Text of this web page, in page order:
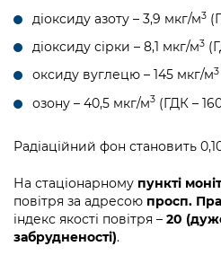
діоксиду азоту – 3,9 мкг/м3
діоксиду сірки – 8,1 мкг/м3
оксиду вуглецю – 145 мкг/м3
озону – 40,5 мкг/м3 (ГДК –
Радіаційний фон становить
На стаціонарному пункті
повітря за адресою просп.
індекс якості повітря – 20
забрудненості).